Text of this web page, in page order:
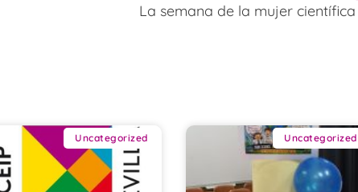
La semana de la mujer científica
Uncategorized Uncategorized